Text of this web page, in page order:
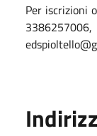
Per iscrizioni